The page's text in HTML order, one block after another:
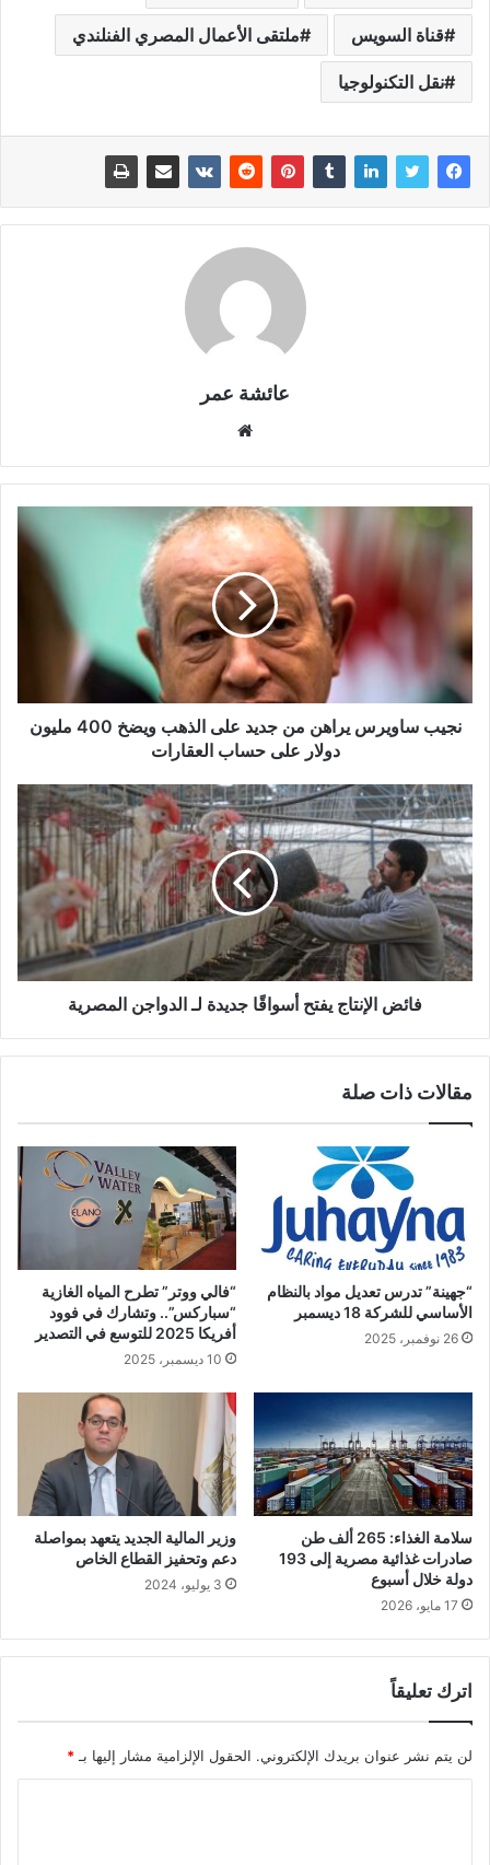
قناة السويس ملتقى الأعمال المصري الفنلندي
نقل التكنولوجيا
عائشة عمر
نجيب ساويرس يراهن من جديد على الذهب ويضخ 400 مليون
دولار على حساب العقارات
فائض الإنتاج يفتح أسواقًا جديدة لـ الدواجن المصرية
مقالات ذات صلة
“جهينة” تدرس تعديل مواد بالنظام
الأساسي للشركة 18 ديسمبر
26 نوفمبر، 2025
“فالي ووتر” تطرح المياه الغازية
“سباركس”.. وتشارك في فوود
أفريكا 2025 للتوسع في التصدير
10 ديسمبر، 2025
سلامة الغذاء: 265 ألف طن
صادرات غذائية مصرية إلى 193
دولة خلال أسبوع
17 مايو، 2026
وزير المالية الجديد يتعهد بمواصلة
دعم وتحفيز القطاع الخاص
3 يوليو، 2024
اترك تعليقاً
لن يتم نشر عنوان بريدك الإلكتروني. الحقول الإلزامية مشار إليها بـ *